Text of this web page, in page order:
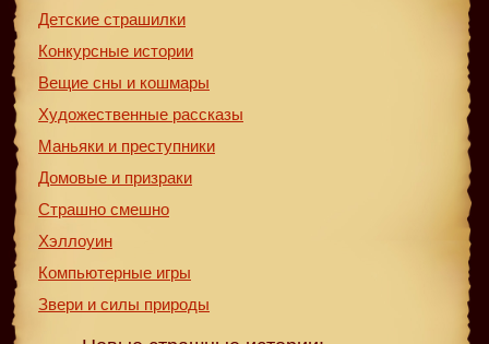
Детские страшилки
Конкурсные истории
Вещие сны и кошмары
Художественные рассказы
Маньяки и преступники
Домовые и призраки
Страшно смешно
Хэллоуин
Компьютерные игры
Звери и силы природы